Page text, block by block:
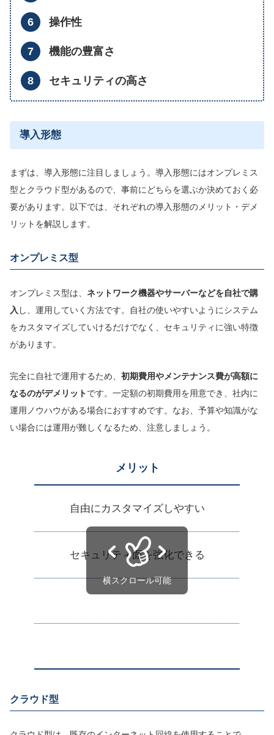
操作性
機能の豊富さ
セキュリティの高さ
導入形態
まずは、導入形態に注目しましょう。導入形態にはオンプレミス
型とクラウド型があるので、事前にどちらを選ぶか決めておく必
要があります。以下では、それぞれの導入形態のメリット・デメ
リットを解説します。
オンプレミス型
オンプレミス型は、 ネットワーク機器やサーバーなどを自社で購
入 し、運用していく方法です。自社の使いやすいようにシステム
をカスタマイズしていけるだけでなく、セキュリティに強い特徴
があります。
完全に自社で運用するため、 初期費用やメンテナンス費が高額に
なるのがデメリットです。一定額の初期費用を用意でき、社内に
運用ノウハウがある場合におすすめです。なお、予算や知識がな
い場合には運用が難しくなるため、注意しましょう。
メリット
自由にカスタマイズしやすい
セキュリティ面を強化できる
クラウド型